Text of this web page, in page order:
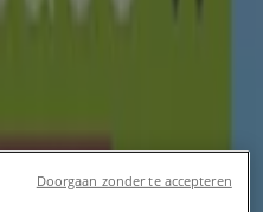
Doorgaan zonder te accepteren